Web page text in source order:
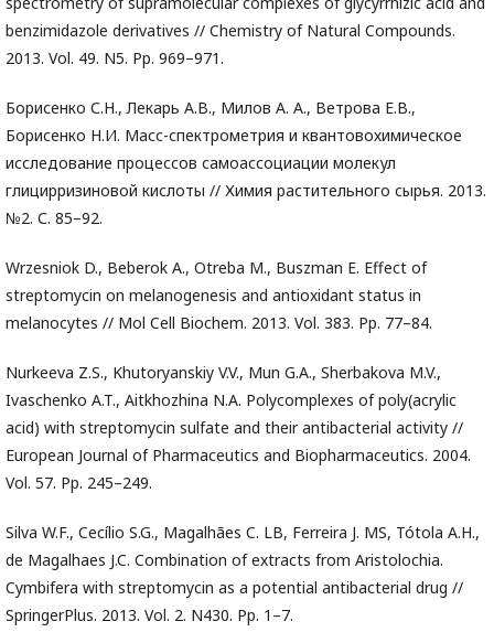
benzimidazole derivatives // Chemistry of Natural Compounds.
2013. Vol. 49. N5. Pp. 969–971.
Борисенко С.Н., Лекарь А.В., Милов А. А., Ветрова Е.В.,
Борисенко Н.И. Масс-спектрометрия и квантовохимическое
исследование процессов самоассоциации молекул
глицирризиновой кислоты // Химия растительного сырья. 2013.
№2. С. 85–92.
Wrzesniok D., Beberok A., Otreba M., Buszman E. Effect of
streptomycin on melanogenesis and antioxidant status in
melanocytes // Mol Cell Biochem. 2013. Vol. 383. Pp. 77–84.
Nurkeeva Z.S., Khutoryanskiy V.V., Mun G.A., Sherbakova M.V.,
Ivaschenko A.T., Aitkhozhina N.A. Polycomplexes of poly(acrylic
acid) with streptomycin sulfate and their antibacterial activity //
European Journal of Pharmaceutics and Biopharmaceutics. 2004.
Vol. 57. Pp. 245–249.
Silva W.F., Cecílio S.G., Magalhães C. LB, Ferreira J. MS, Tótola A.H.,
de Magalhaes J.C. Combination of extracts from Aristolochia.
Cymbifera with streptomycin as a potential antibacterial drug //
SpringerPlus. 2013. Vol. 2. N430. Pp. 1–7.